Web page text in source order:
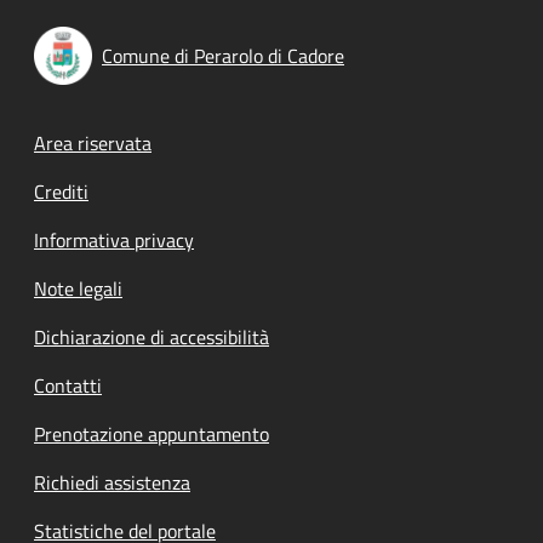
Comune di Perarolo di Cadore
Footer menu
Area riservata
Crediti
Informativa privacy
Note legali
Dichiarazione di accessibilità
Contatti
Prenotazione appuntamento
Richiedi assistenza
Statistiche del portale